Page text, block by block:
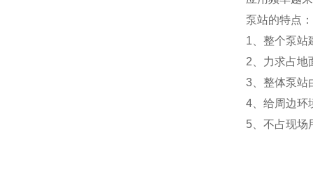
泵站的特点：
1、整个泵站
2、力求占地
3、整体泵站
4、给周边环
5、不占现场